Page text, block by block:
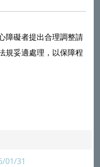
障礙者提出合理調整請
規妥適處理，以保障程
01/31